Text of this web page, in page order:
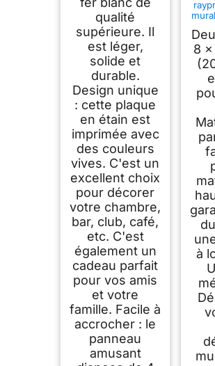
qualité
supérieure. Il
est léger,
solide et
durable.
Design unique
: cette plaque
en étain est
imprimée avec
des couleurs
vives. C'est un
excellent choix
pour décorer
votre chambre,
bar, club, café,
etc. C'est
également un
cadeau parfait
pour vos amis
et votre
famille. Facile à
accrocher : le
panneau
amusant
de
de
8 x
à